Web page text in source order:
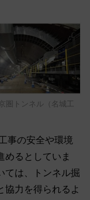
圏トンネル（名城工
事の安全や環境
めるとしていま
ては、トンネル掘
協力を得られるよ